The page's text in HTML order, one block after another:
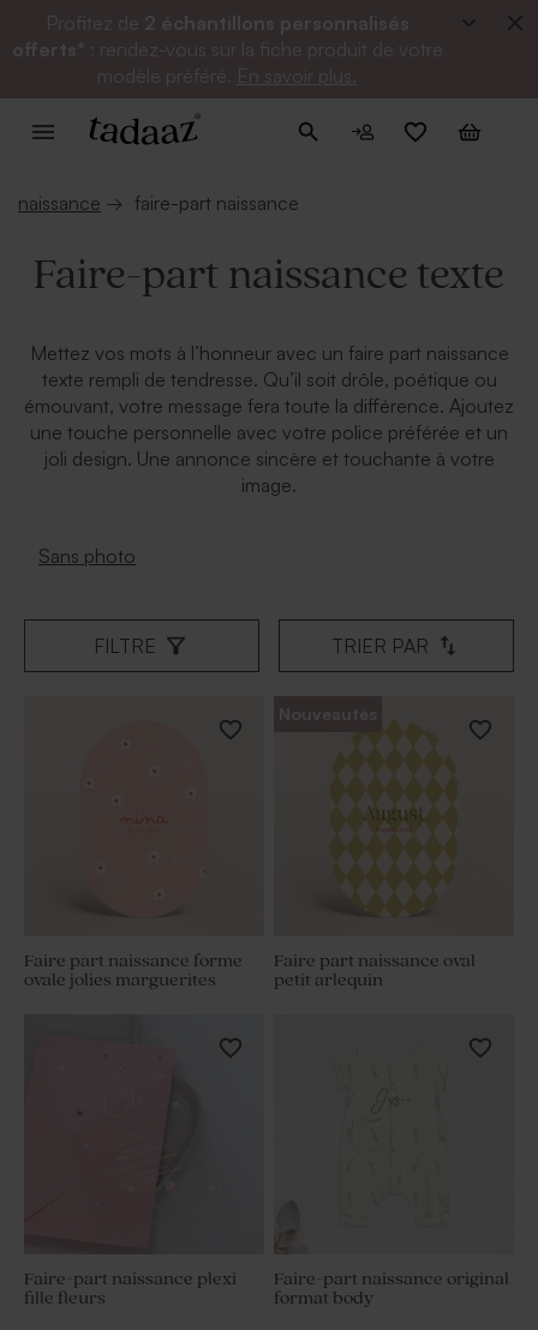
Profitez de 2 échantillons personnalisés
offerts*
: rendez-vous sur la fiche produit de votre
modèle préféré. En savoir plus.
naissance → faire-part naissance
Faire-part naissance texte
Mettez vos mots à l’honneur avec un faire part naissance
texte rempli de tendresse. Qu’il soit drôle, poétique ou
émouvant, votre message fera toute la différence. Ajoutez
une touche personnelle avec votre police préférée et un
joli design. Une annonce sincère et touchante à votre
image.
Sans photo
FILTRE TRIER PAR
Faire part naissance forme
ovale jolies marguerites
Nouveautés
Faire part naissance oval
petit arlequin
Faire-part naissance plexi
fille fleurs
Faire-part naissance original
format body